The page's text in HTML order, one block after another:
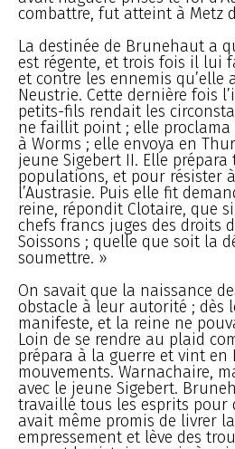
combattre, fut atteint à Metz
La destinée de Brunehaut a
est régente, et trois fois il lui
et contre les ennemis qu’elle
Neustrie. Cette dernière fois
petits-fils rendait les
ne faillit point ; elle proclama
à Worms ; elle envoya en
jeune Sigebert II. Elle
populations, et pour résister
l’Austrasie. Puis elle fit
reine, répondit Clotaire, que
chefs francs juges des droits
Soissons ; quelle que soit la
soumettre. »
On savait que la naissance
obstacle à leur autorité ; dès
manifeste, et la reine ne
Loin de se rendre au plaid
prépara à la guerre et vint
mouvements. Warnachaire,
avec le jeune Sigebert.
travaillé tous les esprits pour
avait même promis de livrer
empressement et lève des